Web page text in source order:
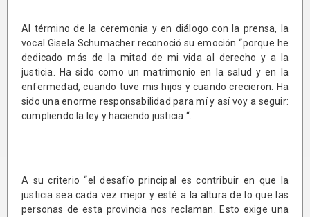
Al término de la ceremonia y en diálogo con la prensa, la
vocal Gisela Schumacher reconoció su emoción “porque he
dedicado más de la mitad de mi vida al derecho y a la
justicia. Ha sido como un matrimonio en la salud y en la
enfermedad, cuando tuve mis hijos y cuando crecieron. Ha
sido una enorme responsabilidad para mí y así voy a seguir:
cumpliendo la ley y haciendo justicia “.
A su criterio “el desafío principal es contribuir en que la
justicia sea cada vez mejor y esté a la altura de lo que las
personas de esta provincia nos reclaman. Esto exige una